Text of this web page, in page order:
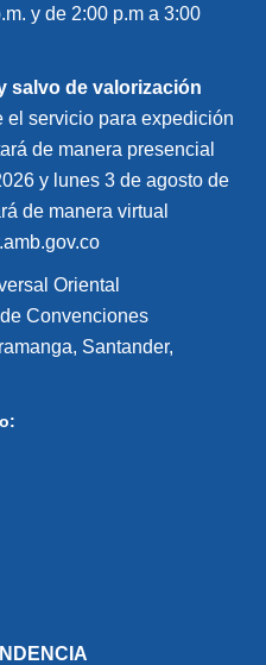
y de 2:00 p.m a 3:00
salvo de valorización
el servicio para expedición
de manera presencial
y lunes 3 de agosto de
de manera virtual
Oriental
Convenciones
Santander,